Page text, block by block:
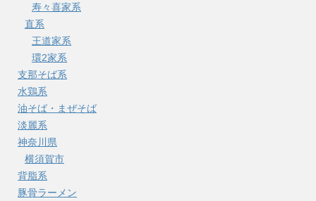
寿々喜家系
直系
王道家系
環2家系
支那そば系
水鶏系
油そば・まぜそば
淡麗系
神奈川県
横須賀市
背脂系
豚骨ラーメン